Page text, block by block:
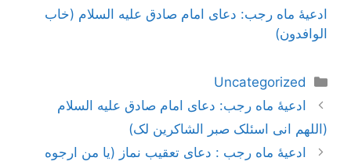
ادعیۀ ماه رجب: دعای امام صادق علیه السلام (خاب
الوافدون)
دسته‌ها
Uncategorized
ناوبری
نوشته‌ها
ادعیۀ ماه رجب: دعای امام صادق علیه السلام
(اللهم انی اسئلک صبر الشاکرین لک)
ادعیۀ ماه رجب : دعای تعقیب نماز (یا من ارجوه